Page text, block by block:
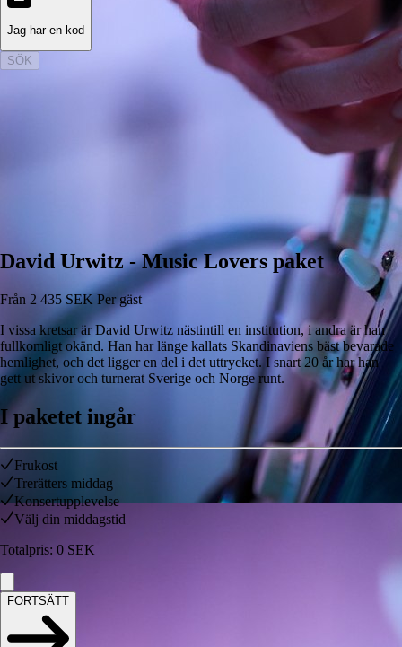
Jag har en kod
SÖK
David Urwitz - Music Lovers paket
Från 2 435 SEK Per gäst
I vissa kretsar är David Urwitz nästintill en institution, i andra är han
fullkomligt okänd. Han har länge kallats Skandinaviens bäst bevarade
hemlighet, och det ligger en del i det uttrycket. I snart 20 år har han
gett ut skivor och turnerat Sverige och Norge runt.
I paketet ingår
Frukost
Trerätters middag
Konsertupplevelse
Välj din middagstid
Totalpris: 0 SEK
FORTSÄTT